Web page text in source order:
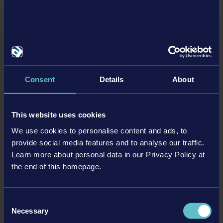
Consent Details About
This website uses cookies
We use cookies to personalise content and ads, to
provide social media features and to analyse our traffic.
Learn more about personal data in our Privacy Policy at
the end of this homepage.
Selection
Necessary
and “PS4” are registered trademarks or trademarks of
Sony Interactive Entertainment Inc. Microsoft, the
Series X|S logo, Xbox One and Xbox Series X, Xbox
Microsoft group of companies.
C
o
n
t
e
n
id
o
d
e
s
c
a
r
g
a
b
le